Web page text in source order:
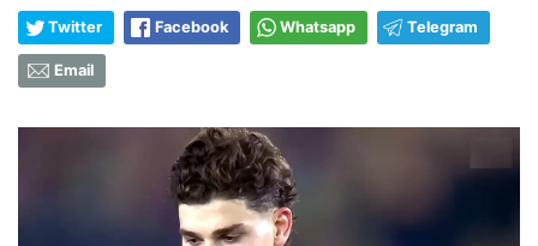
Twitter Facebook Whatsapp Telegram
Email